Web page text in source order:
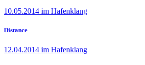
10.05.2014 im Hafenklang
Distance
12.04.2014 im Hafenklang